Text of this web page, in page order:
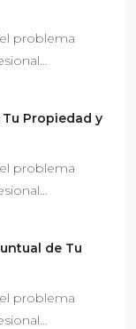
problema
Propiedad y
problema
de Tu
problema